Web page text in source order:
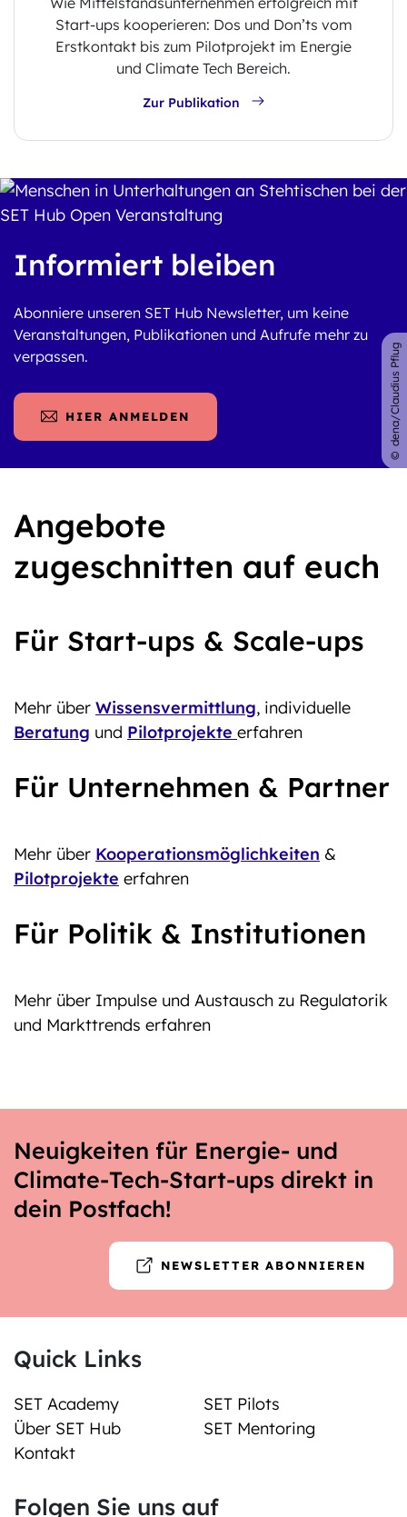
Start-ups kooperieren: Dos und Don’ts vom
Erstkontakt bis zum Pilotprojekt im Energie
und Climate Tech Bereich.
Zur Publikation
dena/Claudius Pflug
Informiert bleiben
Abonniere unseren SET Hub Newsletter, um keine
Veranstaltungen, Publikationen und Aufrufe mehr zu
verpassen.
HIER ANMELDEN
Angebote
zugeschnitten auf euch
Für Start-ups & Scale-ups
Mehr über Wissensvermittlung, individuelle
Beratung und Pilotprojekte erfahren
Für Unternehmen & Partner
Mehr über Kooperationsmöglichkeiten &
Pilotprojekte erfahren
Für Politik & Institutionen
Mehr über Impulse und Austausch zu Regulatorik
und Markttrends erfahren
Neuigkeiten für Energie- und
Climate-Tech-Start-ups direkt in
dein Postfach!
NEWSLETTER ABONNIEREN
Quick Links
SET Academy
SET Pilots
Über SET Hub
SET Mentoring
Kontakt
Folgen Sie uns auf